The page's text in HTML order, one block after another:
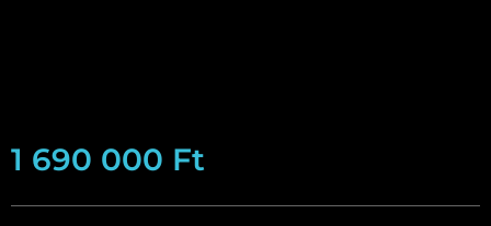
1 690 000 Ft